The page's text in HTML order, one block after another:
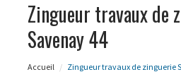
Zingueur travaux de
Savenay 44
Accueil Zingueur travaux de zinguerie